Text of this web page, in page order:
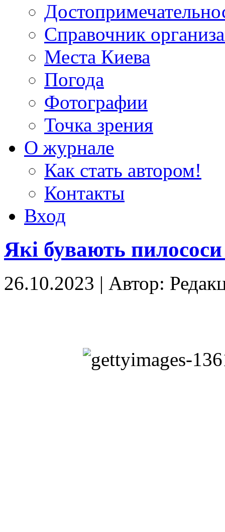
Справочник
Места Киева
Погода
Фотографии
Точка зрения
О журнале
Как стать автором!
Контакты
Вход
Які бувають пилососи
26.10.2023 | Автор: